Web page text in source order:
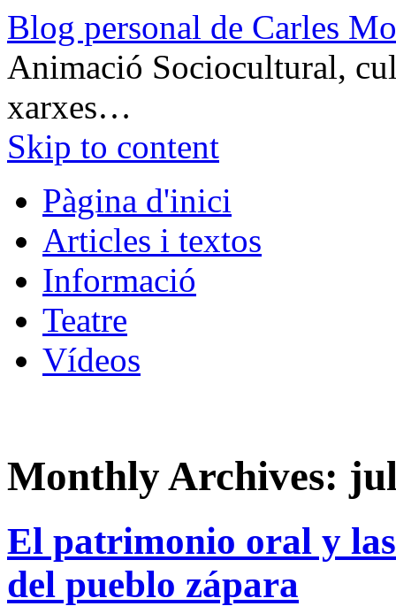
Blog personal de Carles
Animació Sociocultural,
xarxes…
Skip to content
Pàgina d'inici
Articles i textos
Informació
Teatre
Vídeos
Monthly Archives:
El patrimonio oral y
del pueblo zápara